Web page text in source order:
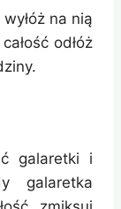
na nią
odłóż
galaretki i
galaretka